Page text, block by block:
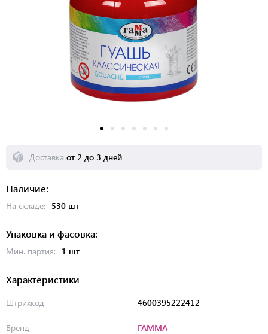
Наличие:
На складе: 530 шт
Упаковка и фасовка:
Мин. партия: 1 шт
Доставка от 2 до 3 дней
Характеристики
Штрихкод 4600395222412
Бренд ГАММА